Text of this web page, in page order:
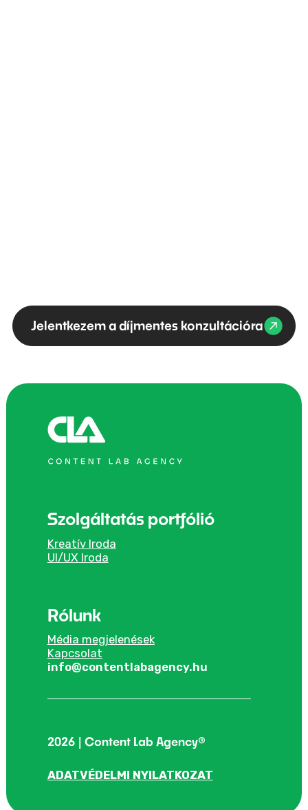
Jelentkezem a díjmentes konzultációra
Szolgáltatás portfólió
Kreatív Iroda
UI/UX Iroda
Rólunk
Média megjelenések
Kapcsolat
info@contentlabagency.hu
2026 | Content Lab Agency®
ADATVÉDELMI NYILATKOZAT